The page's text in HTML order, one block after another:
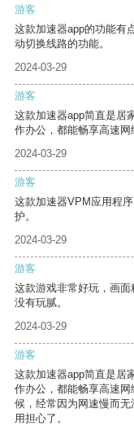
游客
这款加速器app的功能有
动切换线路的功能。
2024-03-29
游客
这款加速器app简直是居
作办公，都能畅享高速网
2024-03-29
游客
这款加速器VPM应用程
护。
2024-03-29
游客
这款游戏非常好玩，画
没有玩腻。
2024-03-29
游客
这款加速器app简直是居
作办公，都能畅享高速
候，经常因为网速慢而
用担心了。